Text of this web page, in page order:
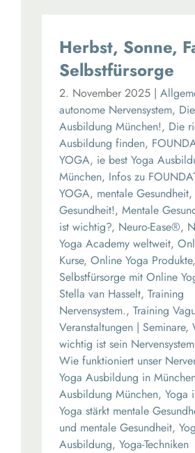
Herbst, Sonne,
Selbstfürsorge
2. November 2025 |
autonome Nervensystem,
Ausbildung München!, Die
Ausbildung finden,
YOGA, ie best Yoga
München, Infos zu
YOGA, mentale Gesundheit,
Gesundheit!, Mentale
ist wichtig?, Neuro-Ease®,
Yoga Academy weltweit,
Kurse, Online Yoga Produkte,
Selbstfürsorge mit Online
Stella van Hasselt, Training
Nervensystem., Training
Veranstaltungen | Seminare,
wichtig ist sein
Wie funktioniert unser
Yoga Ausbildung in
Ausbildung München, Yoga
Yoga stärkt mentale
und mentale Gesundheit,
Ausbildung, Yoga-Techniken